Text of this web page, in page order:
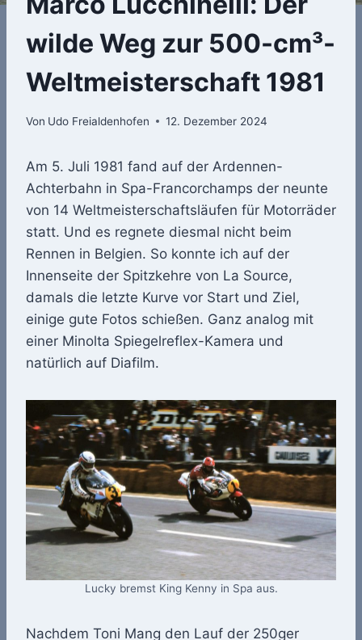
wilde Weg zur 500-cm³-
Weltmeisterschaft 1981
Von Udo Freialdenhofen 12. Dezember 2024
Am 5. Juli 1981 fand auf der Ardennen-
Achterbahn in Spa-Francorchamps der neunte
von 14 Weltmeisterschaftsläufen für Motorräder
statt. Und es regnete diesmal nicht beim
Rennen in Belgien. So konnte ich auf der
Innenseite der Spitzkehre von La Source,
damals die letzte Kurve vor Start und Ziel,
einige gute Fotos schießen. Ganz analog mit
einer Minolta Spiegelreflex-Kamera und
natürlich auf Diafilm.
Lucky bremst King Kenny in Spa aus.
Nachdem Toni Mang den Lauf der 250ger